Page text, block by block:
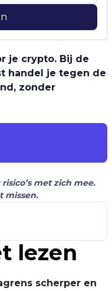
je crypto. Bij de
handel je tegen de
zonder
met zich mee.
missen.
lezen
scherper en